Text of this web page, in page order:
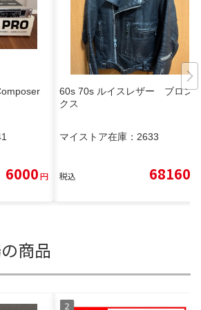
6000円
60s 70s ルイスレザー ブロン
クス
マイストア在庫： 2633
税込 68160
商品